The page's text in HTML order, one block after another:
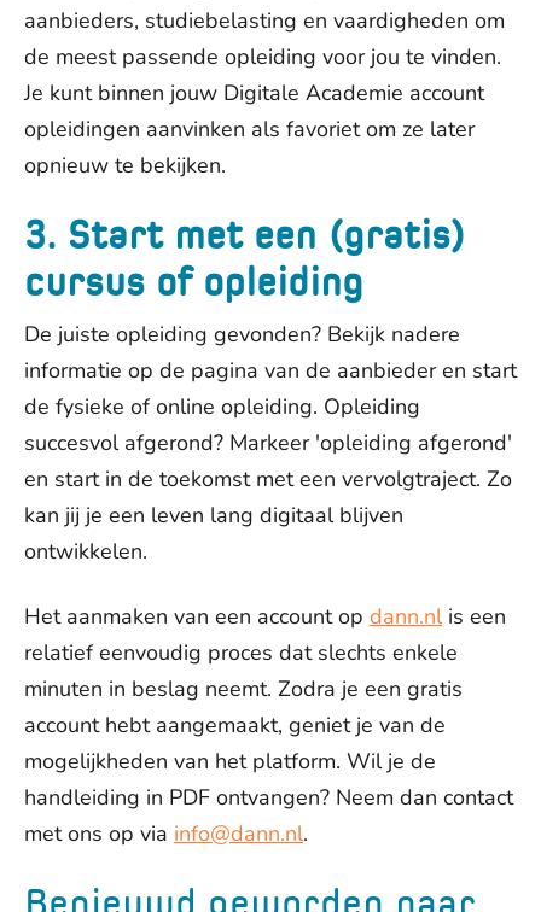
aanbieders, studiebelasting en vaardigheden om
de meest passende opleiding voor jou te vinden.
Je kunt binnen jouw Digitale Academie account
opleidingen aanvinken als favoriet om ze later
opnieuw te bekijken.
3. Start met een (gratis)
cursus of opleiding
De juiste opleiding gevonden? Bekijk nadere
informatie op de pagina van de aanbieder en start
de fysieke of online opleiding. Opleiding
succesvol afgerond? Markeer 'opleiding afgerond'
en start in de toekomst met een vervolgtraject. Zo
kan jij je een leven lang digitaal blijven
ontwikkelen.
Het aanmaken van een account op dann.nlis een
relatief eenvoudig proces dat slechts enkele
minuten in beslag neemt. Zodra je een gratis
account hebt aangemaakt, geniet je van de
mogelijkheden van het platform. Wil je de
handleiding in PDF ontvangen? Neem dan contact
met ons op via info@dann.nl.